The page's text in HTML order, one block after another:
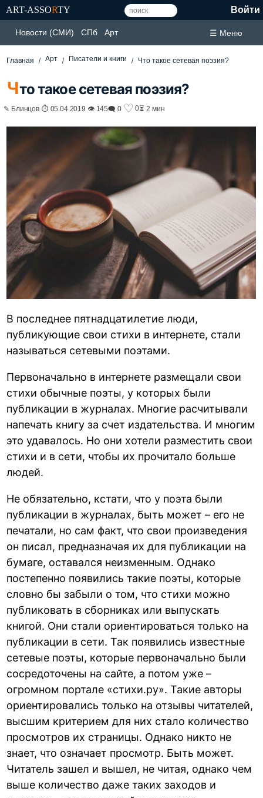
ART-ASSORTY Войти
Новости (СМИ) СПб Арт ☰ Меню
Главная Арт Писатели и книги Что такое сетевая поэзия?
Что такое сетевая поэзия?
✎ Блинцов ⏱ 05.04.2019 👁 145🗨 0 ♡ 0⏳ 2 мин
В последнее пятнадцатилетие люди,
публикующие свои стихи в интернете, стали
называться сетевыми поэтами.
Первоначально в интернете размещали свои
стихи обычные поэты, у которых были
публикации в журналах. Многие расчитывали
напечать книгу за счет издательства. И многим
это удавалось. Но они хотели разместить свои
стихи и в сети, чтобы их прочитало больше
людей.
Не обязательно, кстати, что у поэта были
публикации в журналах, быть может – его не
печатали, но сам факт, что свои произведения
он писал, предназначая их для публикации на
бумаге, оставался неизменным. Однако
постепенно появились такие поэты, которые
словно бы забыли о том, что стихи можно
публиковать в сборниках или выпускать
книгой. Они стали ориентироваться только на
публикации в сети. Так появились известные
сетевые поэты, которые первоначально были
сосредоточены на сайте, а потом уже –
огромном портале «стихи.ру». Такие авторы
ориентировались только на отзывы читателей,
высшим критерием для них стало количество
просмотров их страницы. Однако никто не
знает, что означает просмотр. Быть может.
Читатель зашел и вышел, не читая, однако чем
выше количество даже таких заходов и